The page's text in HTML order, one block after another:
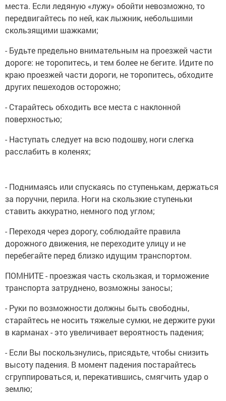
места. Если ледяную «лужу» обойти невозможно, то
передвигайтесь по ней, как лыжник, небольшими
скользящими шажками;
- Будьте предельно внимательным на проезжей части
дороге: не торопитесь, и тем более не бегите. Идите по
краю проезжей части дороги, не торопитесь, обходите
других пешеходов осторожно;
- Старайтесь обходить все места с наклонной
поверхностью;
- Наступать следует на всю подошву, ноги слегка
расслабить в коленях;
- Поднимаясь или спускаясь по ступенькам, держаться
за поручни, перила. Ноги на скользкие ступеньки
ставить аккуратно, немного под углом;
- Переходя через дорогу, соблюдайте правила
дорожного движения, не переходите улицу и не
перебегайте перед близко идущим транспортом.
ПОМНИТЕ - проезжая часть скользкая, и торможение
транспорта затруднено, возможны заносы;
- Руки по возможности должны быть свободны,
старайтесь не носить тяжелые сумки, не держите руки
в карманах - это увеличивает вероятность падения;
- Если Вы поскользнулись, присядьте, чтобы снизить
высоту падения. В момент падения постарайтесь
сгруппироваться, и, перекатившись, смягчить удар о
землю;